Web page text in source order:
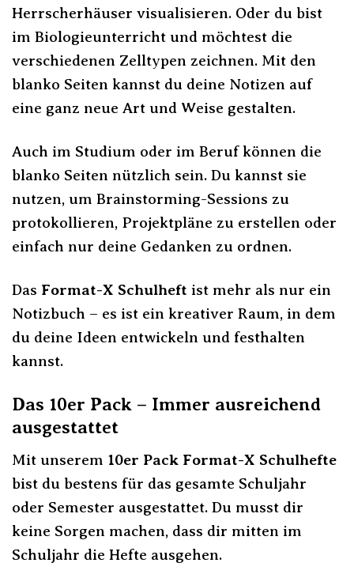
Herrscherhäuser visualisieren. Oder du bist
im Biologieunterricht und möchtest die
verschiedenen Zelltypen zeichnen. Mit den
blanko Seiten kannst du deine Notizen auf
eine ganz neue Art und Weise gestalten.
Auch im Studium oder im Beruf können die
blanko Seiten nützlich sein. Du kannst sie
nutzen, um Brainstorming-Sessions zu
protokollieren, Projektpläne zu erstellen oder
einfach nur deine Gedanken zu ordnen.
Das Format-X Schulheft ist mehr als nur ein
Notizbuch – es ist ein kreativer Raum, in dem
du deine Ideen entwickeln und festhalten
kannst.
Das 10er Pack – Immer ausreichend
ausgestattet
Mit unserem 10er Pack Format-X Schulhefte
bist du bestens für das gesamte Schuljahr
oder Semester ausgestattet. Du musst dir
keine Sorgen machen, dass dir mitten im
Schuljahr die Hefte ausgehen.